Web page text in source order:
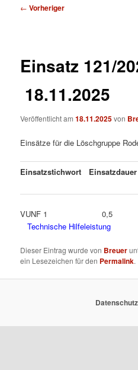
Beitragsnavigation
← Vorheriger
Einsatz 121/
18.11.2025
Veröffentlicht am18.11.2025von
Einsätze für die Löschgruppe
Einsatzstichwort Einsatzdauer
VUNF 1
Technische Hilfeleistung
Dieser Eintrag wurde von Breuer
ein Lesezeichen für den Permalink.